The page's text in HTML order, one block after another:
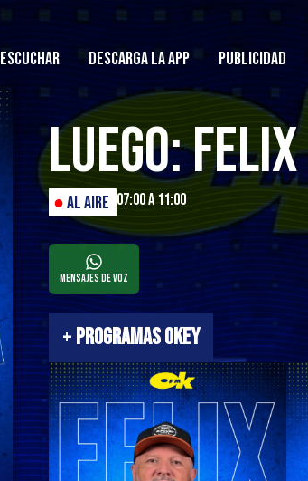
ESCUCHAR DESCARGA LA APP PUBLICIDAD
Luego:
●AL AIRE 07:00 a 11:00
Mensajes de Voz
+PROGRAMAS OKEY